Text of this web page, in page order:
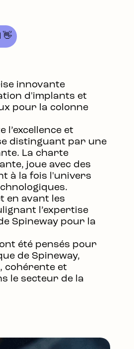
👋
innovante
d'implants et
pour la colonne
l’excellence et
distinguant par une
La charte
joue avec des
à la fois l'univers
en avant les
l’expertise
Spineway pour la
été pensés pour
de Spineway,
cohérente et
le secteur de la